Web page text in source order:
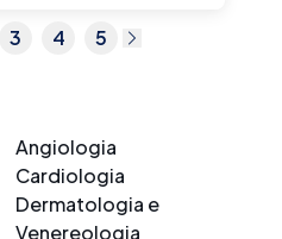
3 4 5
Angiologia
Cardiologia
Dermatologia e
Venereologia